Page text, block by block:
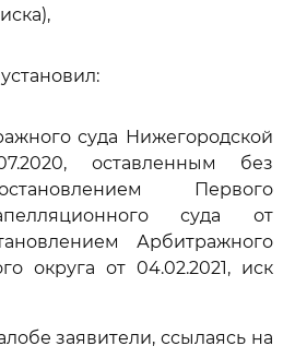
установил:
суда Нижегородской
оставленным без
Первого
суда от
Арбитражного
округа от 04.02.2021, иск
заявители, ссылаясь на